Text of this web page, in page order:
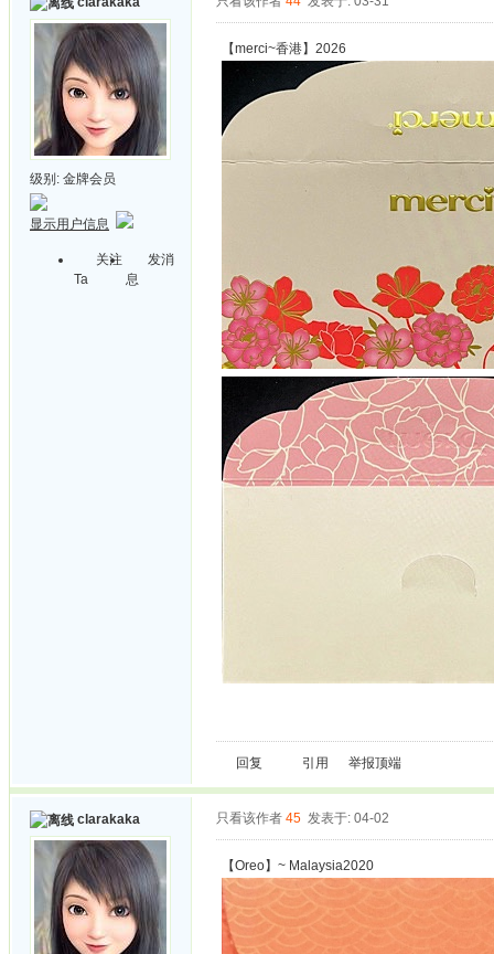
级别: 金牌会员
显示用户信息
关注
Ta
发消
息
【merci~香港】2026
回复 引用 举报顶端
clarakaka 只看该作者 45 发表于: 04-02
【Oreo】~ Malaysia2020